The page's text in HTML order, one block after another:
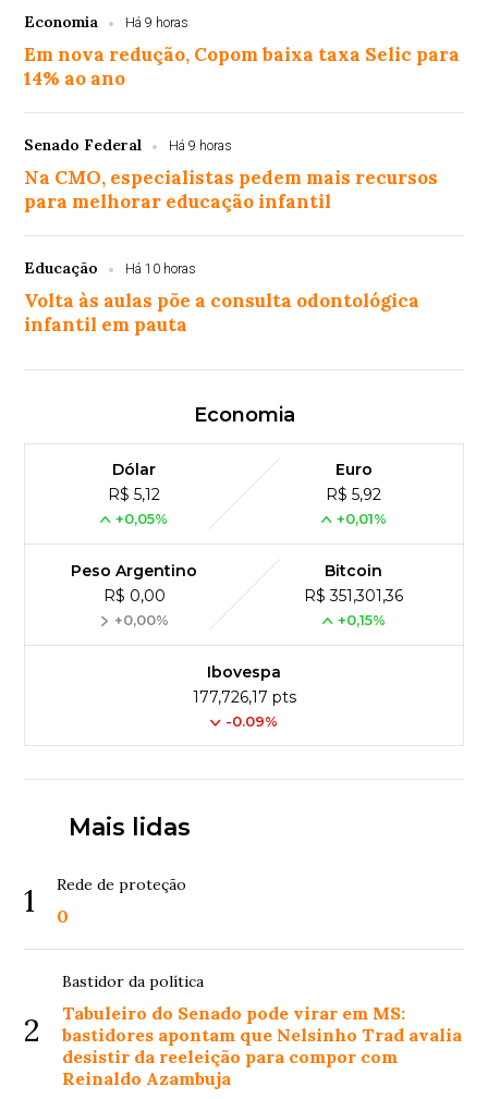
Economia Há 9 horas
Em nova redução, Copom baixa taxa Selic para
14% ao ano
Senado Federal Há 9 horas
Na CMO, especialistas pedem mais recursos
para melhorar educação infantil
Educação Há 10 horas
Volta às aulas põe a consulta odontológica
infantil em pauta
Economia
Dólar
R$ 5,12
+0,05%
Euro
R$ 5,92
+0,01%
Peso Argentino
R$ 0,00
+0,00%
Bitcoin
R$ 351,301,36
+0,15%
Ibovespa
177,726,17 pts
-0.09%
Mais lidas
1 Rede de proteção
0
2
Bastidor da política
Tabuleiro do Senado pode virar em MS:
bastidores apontam que Nelsinho Trad avalia
desistir da reeleição para compor com
Reinaldo Azambuja